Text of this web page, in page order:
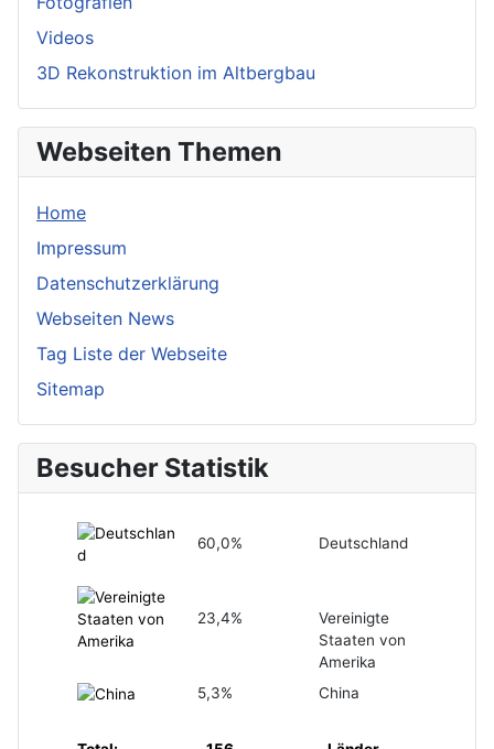
Videos
3D Rekonstruktion im Altbergbau
Webseiten Themen
Home
Impressum
Datenschutzerklärung
Webseiten News
Tag Liste der Webseite
Sitemap
Besucher Statistik
60,0% Deutschland
23,4%
Vereinigte
Staaten von
Amerika
5,3%
China